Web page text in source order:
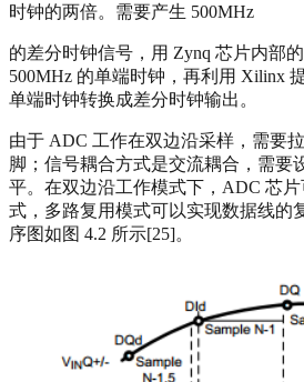
时钟的两倍。需要产生 500MHz
的差分时钟信号，用 Zynq 芯片内部
500MHz 的单端时钟，再利用 Xilinx
单端时钟转换成差分时钟输出。
由于 ADC 工作在双边沿采样，需要
脚；信号耦合方式是交流耦合，需要
平。在双边沿工作模式下，ADC 芯
式，多路复用模式可以实现数据线的
序图如图 4.2 所示[25]。